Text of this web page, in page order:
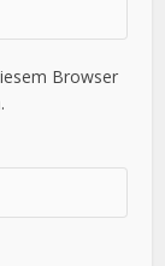
Browser